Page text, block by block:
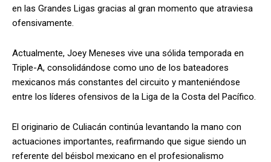
en las Grandes Ligas gracias al gran momento que atraviesa
ofensivamente.
Actualmente, Joey Meneses vive una sólida temporada en
Triple-A, consolidándose como uno de los bateadores
mexicanos más constantes del circuito y manteniéndose
entre los líderes ofensivos de la Liga de la Costa del Pacífico.
El originario de Culiacán continúa levantando la mano con
actuaciones importantes, reafirmando que sigue siendo un
referente del béisbol mexicano en el profesionalismo